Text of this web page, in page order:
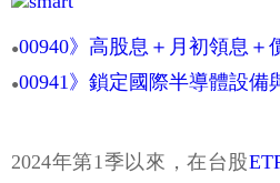
●00940》高股息＋月初領息＋
●00941》鎖定國際半導體設備
2024年第1季以來，在台股